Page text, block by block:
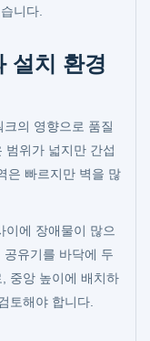
니다.
설치 환경
의 영향으로 품질
범위가 넓지만 간섭
은 빠르지만 벽을 많
이에 장애물이 많으
유기를 바닥에 두
중앙 높이에 배치하
토해야 합니다.